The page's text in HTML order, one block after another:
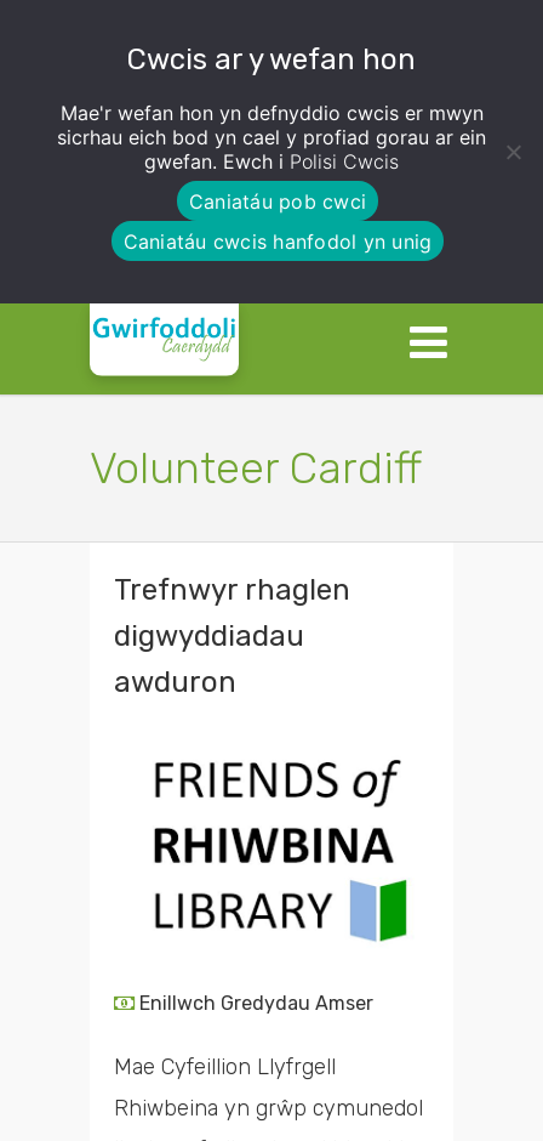
Cwcis ar y wefan hon
Mae'r wefan hon yn defnyddio cwcis er mwyn
sicrhau eich bod yn cael y profiad gorau ar ein
gwefan. Ewch i Polisi Cwcis
Caniatáu pob cwci
Caniatáu cwcis hanfodol yn unig
Volunteer Cardiff
Trefnwyr rhaglen
digwyddiadau
awduron
Enillwch Gredydau Amser
Mae Cyfeillion Llyfrgell
Rhiwbeina yn grŵp cymunedol